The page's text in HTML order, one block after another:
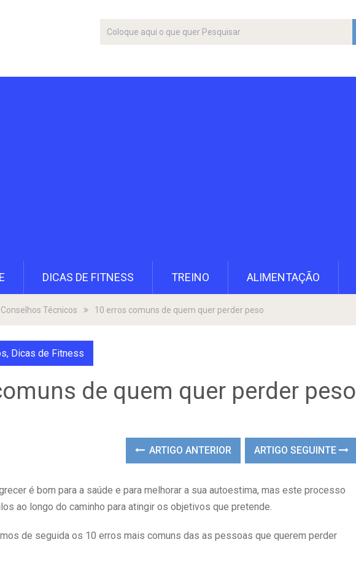
DICAS DE FITNESS TREINO ALIMENTAÇÃO
Conselhos Técnicos 10 erros comuns de quem quer perder peso
, Dicas de Fitness
de quem quer perder peso
ARTIGO ANTERIOR ARTIGO SEGUINTE
é bom para a saúde e para melhorar a sua autoestima, mas este processo
ao longo do caminho para atingir os objetivos que pretende.
de seguida os 10 erros mais comuns das as pessoas que querem perder